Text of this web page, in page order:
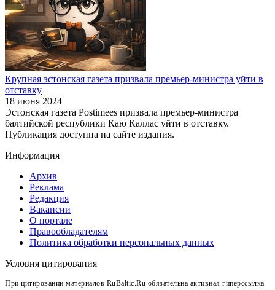
Крупная эстонская газета призвала премьер-министра уйти в
отставку
18 июня 2024
Эстонская газета Postimees призвала премьер-министра
балтийской республики Каю Каллас уйти в отставку.
Публикация доступна на сайте издания.
Информация
Архив
Реклама
Редакция
Вакансии
О портале
Правообладателям
Политика обработки персональных данных
Условия цитирования
При цитировании материалов RuBaltic.Ru обязательна активная гиперссылка